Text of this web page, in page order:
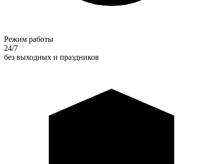
Режим работы
24/7
без выходных и праздников